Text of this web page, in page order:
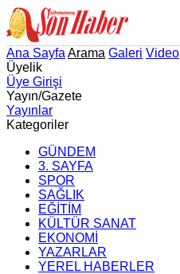
Ana Sayfa Arama Galeri Video
Üyelik
Üye Girişi
Yayın/Gazete
Yayınlar
Kategoriler
GÜNDEM
3. SAYFA
SPOR
SAĞLIK
EĞİTİM
KÜLTÜR SANAT
EKONOMİ
YAZARLAR
YEREL HABERLER